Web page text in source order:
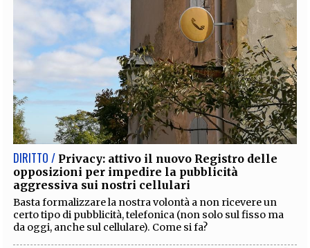
DIRITTO / Privacy: attivo il nuovo Registro delle
opposizioni per impedire la pubblicità
aggressiva sui nostri cellulari
Basta formalizzare la nostra volontà a non ricevere un
certo tipo di pubblicità, telefonica (non solo sul fisso ma
da oggi, anche sul cellulare). Come si fa?